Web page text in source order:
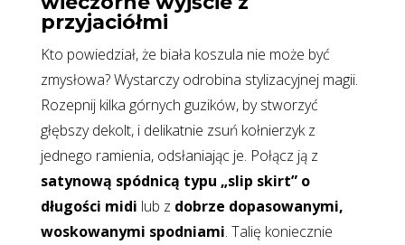
przyjaciółmi
Kto powiedział, że biała koszula nie może być
zmysłowa? Wystarczy odrobina stylizacyjnej magii.
Rozepnij kilka górnych guzików, by stworzyć
głębszy dekolt, i delikatnie zsuń kołnierzyk z
jednego ramienia, odsłaniając je. Połącz ją z
satynową spódnicą typu „slip skirt” o
długości midi lub z dobrze dopasowanymi,
woskowanymi spodniami. Talię koniecznie